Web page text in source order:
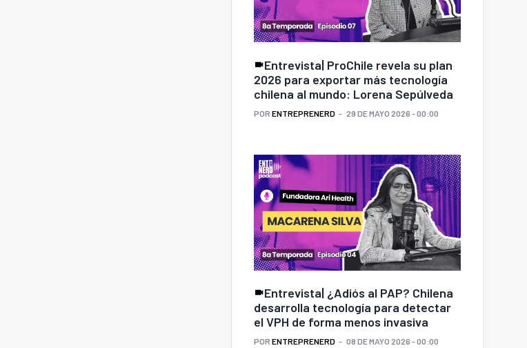
Entrevista| ProChile revela su plan
2026 para exportar más tecnología
chilena al mundo: Lorena Sepúlveda
POR ENTREPRENERD 29 DE MAYO 2026 - 00:00
Entrevista| ¿Adiós al PAP? Chilena
desarrolla tecnología para detectar
el VPH de forma menos invasiva
POR ENTREPRENERD 08 DE MAYO 2026 - 00:00